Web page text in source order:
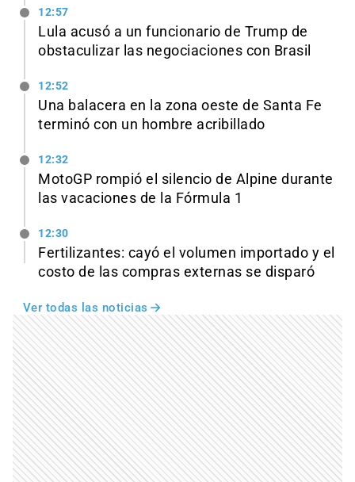
12:57
Lula acusó a un funcionario de Trump de
obstaculizar las negociaciones con Brasil
12:52
Una balacera en la zona oeste de Santa Fe
terminó con un hombre acribillado
12:32
MotoGP rompió el silencio de Alpine durante
las vacaciones de la Fórmula 1
12:30
Fertilizantes: cayó el volumen importado y el
costo de las compras externas se disparó
Ver todas las noticias